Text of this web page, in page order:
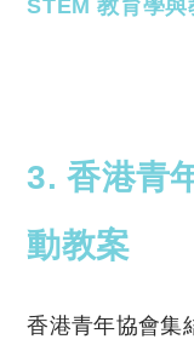
STEM 教育學
3. 香港青
動教案
香港青年協會集